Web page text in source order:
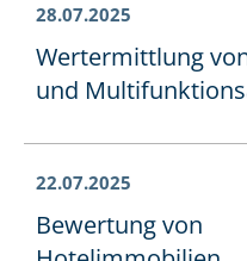
28.07.2025
Wertermittlung
und
22.07.2025
Bewertung von